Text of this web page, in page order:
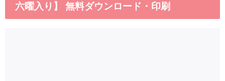
六曜入り】 無料ダウンロード・印刷